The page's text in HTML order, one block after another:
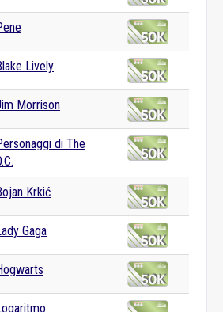
Lively
Morrison
di The
Krkić
Gaga